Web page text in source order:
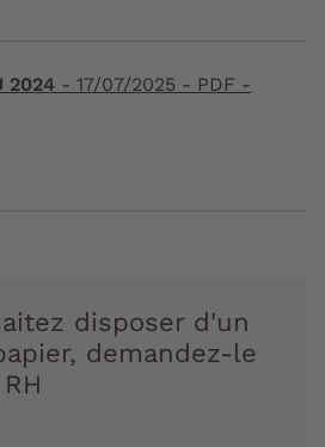
2024 - 17/07/2025 - PDF -
disposer d'un
demandez-le